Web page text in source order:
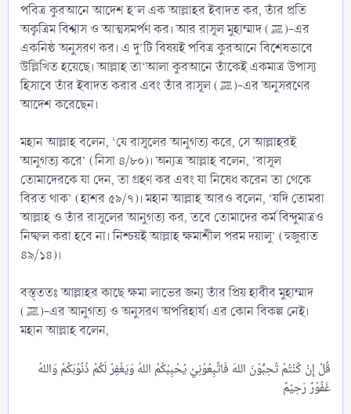
পবিত্র কুরআনে আদেশ হ’ল এক আল্লাহর ইবাদত কর, তাঁর প্রতি
অকৃত্রিম বিশ্বাস ও আত্মসমর্পণ কর। আর রাসূল মুহাম্মাদ (ﷺ)-এর
একনিষ্ঠ অনুসরণ কর। এ দু’টি বিষয়ই পবিত্র কুরআনে বিশেষভাবে
উল্লিখিত হয়েছে। আল্লাহ তা‘আলা কুরআনে তাঁকেই একমাত্র উপাস্য
হিসাবে তাঁর ইবাদত করার এবং তাঁর রাসূল (ﷺ)-এর অনুসরণের
আদেশ করেছেন।
মহান আল্লাহ বলেন, ‘যে রাসূলের আনুগত্য করে, সে আল্লাহরই
আনুগত্য করে’ (নিসা ৪/৮০)। অন্যত্র আল্লাহ বলেন, ‘রাসূল
তোমাদেরকে যা দেন, তা গ্রহণ কর এবং যা নিষেধ করেন তা থেকে
বিরত থাক’ (হাশর ৫৯/৭)। মহান আল্লাহ আরও বলেন, ‘যদি তোমরা
আল্লাহ ও তাঁর রাসূলের আনুগত্য কর, তবে তোমাদের কর্ম বিন্দুমাত্রও
নিষ্ফল করা হবে না। নিশ্চয়ই আল্লাহ ক্ষমাশীল পরম দয়ালু’ (হুজুরাত
৪৯/১৪)।
বস্ত্ততঃ আল্লাহর কাছে ক্ষমা লাভের জন্য তাঁর প্রিয় হাবীব মুহাম্মাদ
(ﷺ)-এর আনুগত্য ও অনুসরণ অপরিহার্য। এর কোন বিকল্প নেই।
মহান আল্লাহ বলেন,
قُلْ إِنْ كُنْتُمْ تُحِبُّوْنَ اللهَ فَاتَّبِعُوْنِيْ يُحْبِبْكُمُ اللهُ وَيَغْفِرْ لَكُمْ ذُنُوْبَكُمْ وَاللهُ